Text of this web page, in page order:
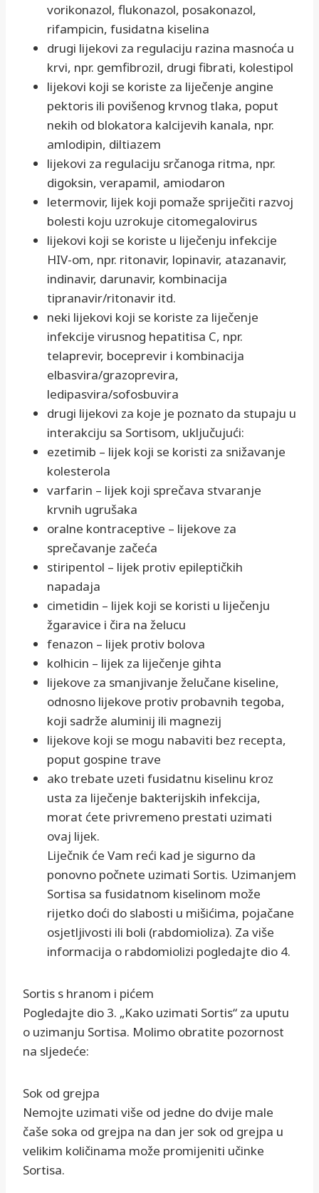
vorikonazol, flukonazol, posakonazol,
rifampicin, fusidatna kiselina
drugi lijekovi za regulaciju razina masnoća u
krvi, npr. gemfibrozil, drugi fibrati, kolestipol
lijekovi koji se koriste za liječenje angine
pektoris ili povišenog krvnog tlaka, poput
nekih od blokatora kalcijevih kanala, npr.
amlodipin, diltiazem
lijekovi za regulaciju srčanoga ritma, npr.
digoksin, verapamil, amiodaron
letermovir, lijek koji pomaže spriječiti razvoj
bolesti koju uzrokuje citomegalovirus
lijekovi koji se koriste u liječenju infekcije
HIV-om, npr. ritonavir, lopinavir, atazanavir,
indinavir, darunavir, kombinacija
tipranavir/ritonavir itd.
neki lijekovi koji se koriste za liječenje
infekcije virusnog hepatitisa C, npr.
telaprevir, boceprevir i kombinacija
elbasvira/grazoprevira,
ledipasvira/sofosbuvira
drugi lijekovi za koje je poznato da stupaju u
interakciju sa Sortisom, uključujući:
ezetimib – lijek koji se koristi za snižavanje
kolesterola
varfarin – lijek koji sprečava stvaranje
krvnih ugrušaka
oralne kontraceptive – lijekove za
sprečavanje začeća
stiripentol – lijek protiv epileptičkih
napadaja
cimetidin – lijek koji se koristi u liječenju
žgaravice i čira na želucu
fenazon – lijek protiv bolova
kolhicin – lijek za liječenje gihta
lijekove za smanjivanje želučane kiseline,
odnosno lijekove protiv probavnih tegoba,
koji sadrže aluminij ili magnezij
lijekove koji se mogu nabaviti bez recepta,
poput gospine trave
ako trebate uzeti fusidatnu kiselinu kroz
usta za liječenje bakterijskih infekcija,
morat ćete privremeno prestati uzimati
ovaj lijek.
Liječnik će Vam reći kad je sigurno da
ponovno počnete uzimati Sortis. Uzimanjem
Sortisa sa fusidatnom kiselinom može
rijetko doći do slabosti u mišićima, pojačane
osjetljivosti ili boli (rabdomioliza). Za više
informacija o rabdomiolizi pogledajte dio 4.
Sortis s hranom i pićem
Pogledajte dio 3. „Kako uzimati Sortis“ za uputu
o uzimanju Sortisa. Molimo obratite pozornost
na sljedeće:
Sok od grejpa
Nemojte uzimati više od jedne do dvije male
čaše soka od grejpa na dan jer sok od grejpa u
velikim količinama može promijeniti učinke
Sortisa.